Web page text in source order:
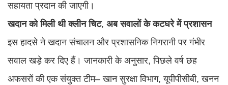
सहायता प्रदान की जाएगी।
खदान को मिली थी क्लीन चिट, अब सवालों के कटघरे में प्रशासन
इस हादसे ने खदान संचालन और प्रशासनिक निगरानी पर गंभीर
सवाल खड़े कर दिए हैं। जानकारी के अनुसार, पिछले वर्ष छह
अफसरों की एक संयुक्त टीम– खान सुरक्षा विभाग, यूपीपीसीबी, खनन